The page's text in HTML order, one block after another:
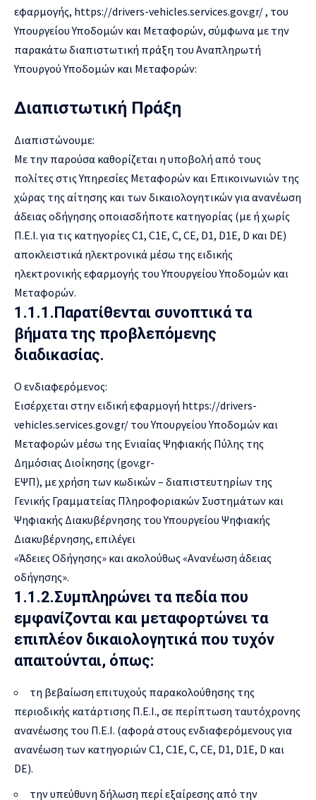
εφαρμογής, https://drivers-vehicles.services.gov.gr/, του
Υπουργείου Υποδομών και Μεταφορών, σύμφωνα με την
παρακάτω διαπιστωτική πράξη του Αναπληρωτή
Υπουργού Υποδομών και Μεταφορών:
Διαπιστωτική Πράξη
Διαπιστώνουμε:
Με την παρούσα καθορίζεται η υποβολή από τους
πολίτες στις Υπηρεσίες Μεταφορών και Επικοινωνιών της
χώρας της αίτησης και των δικαιολογητικών για ανανέωση
άδειας οδήγησης οποιασδήποτε κατηγορίας (με ή χωρίς
Π.Ε.Ι. για τις κατηγορίες C1, C1E, C, CE, D1, D1E, D και DE)
αποκλειστικά ηλεκτρονικά μέσω της ειδικής
ηλεκτρονικής εφαρμογής του Υπουργείου Υποδομών και
Μεταφορών.
1.1.1.Παρατίθενται συνοπτικά τα
βήματα της προβλεπόμενης
διαδικασίας.
Ο ενδιαφερόμενος:
Εισέρχεται στην ειδική εφαρμογή https://drivers-
vehicles.services.gov.gr/ του Υπουργείου Υποδομών και
Μεταφορών μέσω της Ενιαίας Ψηφιακής Πύλης της
Δημόσιας Διοίκησης (gov.gr-
ΕΨΠ), με χρήση των κωδικών – διαπιστευτηρίων της
Γενικής Γραμματείας Πληροφοριακών Συστημάτων και
Ψηφιακής Διακυβέρνησης του Υπουργείου Ψηφιακής
Διακυβέρνησης, επιλέγει
«Άδειες Οδήγησης» και ακολούθως «Ανανέωση άδειας
οδήγησης».
1.1.2.Συμπληρώνει τα πεδία που
εμφανίζονται και μεταφορτώνει τα
επιπλέον δικαιολογητικά που τυχόν
απαιτούνται, όπως:
τη βεβαίωση επιτυχούς παρακολούθησης της
περιοδικής κατάρτισης Π.Ε.Ι., σε περίπτωση ταυτόχρονης
ανανέωσης του Π.Ε.Ι. (αφορά στους ενδιαφερόμενους για
ανανέωση των κατηγοριών C1, C1E, C, CE, D1, D1E, D και
DE).
την υπεύθυνη δήλωση περί εξαίρεσης από την